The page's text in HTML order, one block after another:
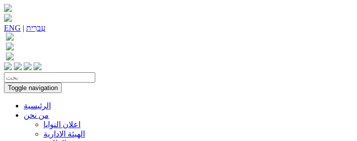
ENG | עִברִית
Toggle navigation
الرئيسية
من نحن
اعلان النوايا
الهيئة الادارية